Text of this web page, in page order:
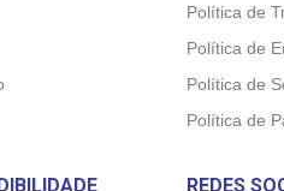
Política de
Política de
Política de
Política de
REDES